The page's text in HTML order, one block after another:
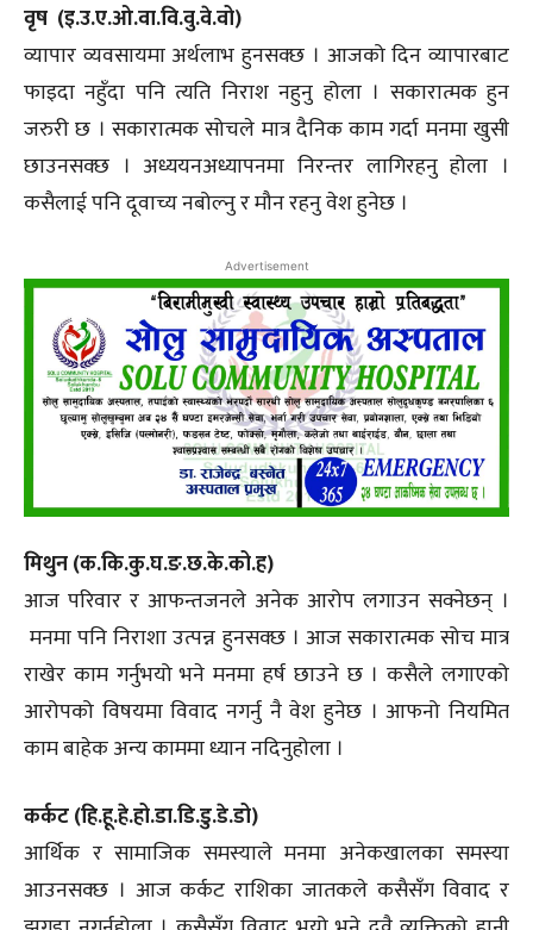
वृष (इ.उ.ए.ओ.वा.वि.वु.वे.वो)
व्यापार व्यवसायमा अर्थलाभ हुनसक्छ । आजको दिन व्यापारबाट
फाइदा नहुँदा पनि त्यति निराश नहुनु होला । सकारात्मक हुन
जरुरी छ । सकारात्मक सोचले मात्र दैनिक काम गर्दा मनमा खुसी
छाउनसक्छ । अध्ययनअध्यापनमा निरन्तर लागिरहनु होला ।
कसैलाई पनि दूवाच्य नबोल्नु र मौन रहनु वेश हुनेछ ।
Advertisement
मिथुन (क.कि.कु.घ.ङ.छ.के.को.ह)
आज परिवार र आफन्तजनले अनेक आरोप लगाउन सक्नेछन् ।
मनमा पनि निराशा उत्पन्न हुनसक्छ । आज सकारात्मक सोच मात्र
राखेर काम गर्नुभयो भने मनमा हर्ष छाउने छ । कसैले लगाएको
आरोपको विषयमा विवाद नगर्नु नै वेश हुनेछ । आफनो नियमित
काम बाहेक अन्य काममा ध्यान नदिनुहोला ।
कर्कट (हि.हू.हे.हो.डा.डि.डु.डे.डो)
आर्थिक र सामाजिक समस्याले मनमा अनेकखालका समस्या
आउनसक्छ । आज कर्कट राशिका जातकले कसैसँग विवाद र